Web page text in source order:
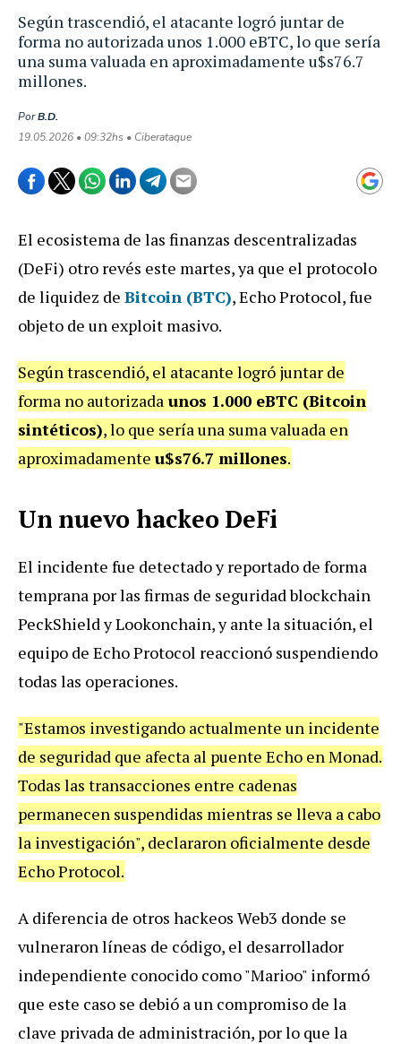
Según trascendió, el atacante logró juntar de
forma no autorizada unos 1.000 eBTC, lo que sería
una suma valuada en aproximadamente u$s76.7
millones.
PorB.D.
19.05.2026 • 09:32hs • Ciberataque
El ecosistema de las finanzas descentralizadas
(DeFi) otro revés este martes, ya que el protocolo
de liquidez de Bitcoin (BTC), Echo Protocol, fue
objeto de un exploit masivo.
Según trascendió, el atacante logró juntar de
forma no autorizada unos 1.000 eBTC (Bitcoin
sintéticos), lo que sería una suma valuada en
aproximadamente u$s76.7 millones.
Un nuevo hackeo DeFi
El incidente fue detectado y reportado de forma
temprana por las firmas de seguridad blockchain
PeckShield y Lookonchain, y ante la situación, el
equipo de Echo Protocol reaccionó suspendiendo
todas las operaciones.
"Estamos investigando actualmente un incidente
de seguridad que afecta al puente Echo en Monad.
Todas las transacciones entre cadenas
permanecen suspendidas mientras se lleva a cabo
la investigación", declararon oficialmente desde
Echo Protocol.
A diferencia de otros hackeos Web3 donde se
vulneraron líneas de código, el desarrollador
independiente conocido como "Marioo" informó
que este caso se debió a un compromiso de la
clave privada de administración, por lo que la